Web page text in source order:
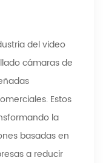
del video
cámaras de
Estos
la
basadas en
a reducir